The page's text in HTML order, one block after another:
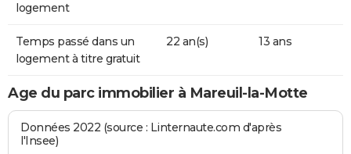
logement
Temps passé dans un
logement à titre gratuit
22 an(s) 13 ans
Age du parc immobilier à Mareuil-la-Motte
Données 2022 (source : Linternaute.com d'après
l'Insee)